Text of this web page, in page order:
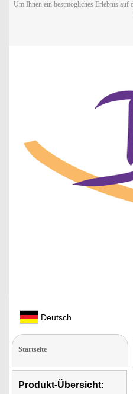
Um Ihnen ein bestmögliches Erlebnis auf
Deutsch
Startseite
Produkt-Übersicht: